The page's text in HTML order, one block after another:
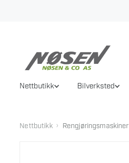
Nettbutikk Bilverksted
Nettbutikk › Rengjøringsmaskiner